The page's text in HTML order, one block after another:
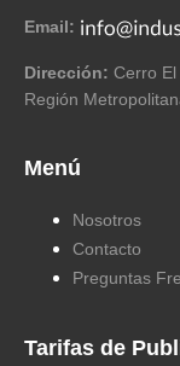
Email:
Dirección: Cerro
Región
Menú
Nosotros
Contacto
Preguntas
Tarifas de